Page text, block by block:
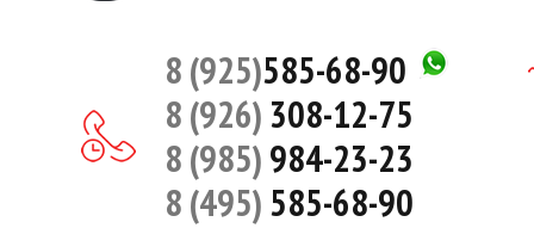
8 (925)585-68-90
8 (926) 308-12-75
8 (985)984-23-23
8 (495)585-68-90